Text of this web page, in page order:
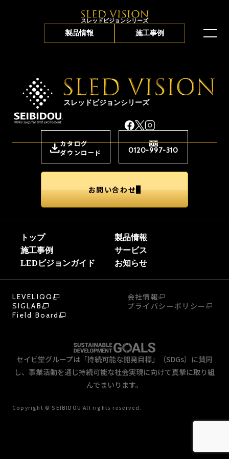
スレッドビジョンシリーズ
製品情報 施工事例
スレッドビジョンシリーズ
カタログ
ダウンロード
0120-997-310
お問い合わせ
トップ
製品情報
施工事例
サービス
LEDビジョンガイド
お知らせ
LEVELIQQ
SIGLAB
Field Board
セイビ堂グループは「持続可能な開発目標」（SDGs）に賛同
し、事業活動を通じ持続可能な社会実現に向けて真摯に取り組
んでまいります。
Copyright © SEIBIDOU All rights reserved.
会社情報
プライバシーポリシー